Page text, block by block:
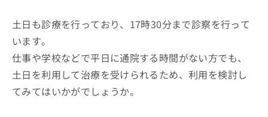
土日も診療を行っており、17時30分まで診察を行って
います。
仕事や学校などで平日に通院する時間がない方でも、
土日を利用して治療を受けられるため、利用を検討し
てみてはいかがでしょうか。